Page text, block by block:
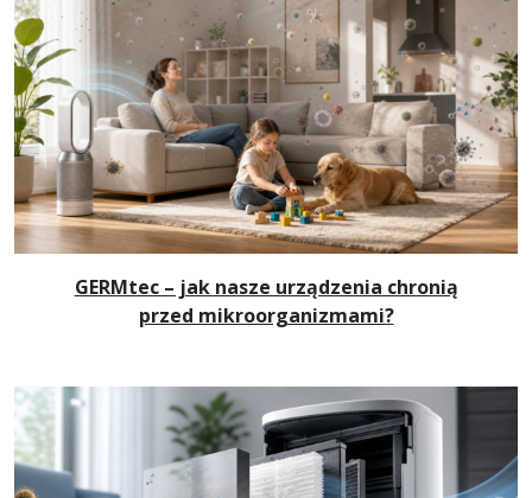
GERMtec – jak nasze urządzenia chronią
przed mikroorganizmami?